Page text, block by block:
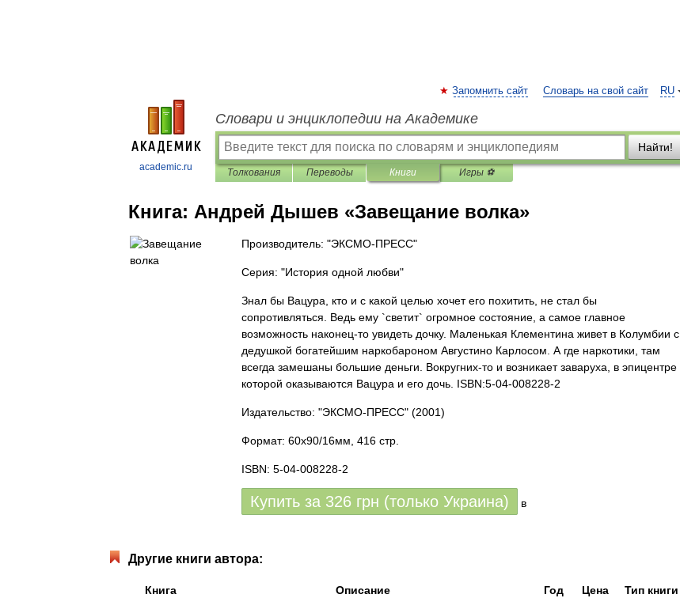
academic.ru
RU
Запомнить сайт Словарь на свой сайт
Словари и энциклопедии на Академике
Найти!
Толкования Переводы Книги Игры ⚽
Книга: Андрей Дышев «Завещание волка»
Производитель: "ЭКСМО-ПРЕСС"
Серия: "История одной любви"
Знал бы Вацура, кто и с какой целью хочет его похитить, не стал бы
сопротивляться. Ведь ему `светит` огромное состояние, а самое главное
возможность наконец-то увидеть дочку. Маленькая Клементина живет в Колумбии с
дедушкой богатейшим наркобароном Августино Карлосом. А где наркотики, там
всегда замешаны большие деньги. Вокругних-то и возникает заваруха, в эпицентре
которой оказываются Вацура и его дочь. ISBN:5-04-008228-2
Издательство: "ЭКСМО-ПРЕСС" (2001)
Формат: 60x90/16мм, 416 стр.
ISBN: 5-04-008228-2
Купить за 326 грн (только Украина) в
Другие книги автора:
Книга Описание Год Цена
Тип книги